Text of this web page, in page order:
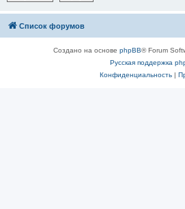
Список форумов
Создано на основе phpBB® Forum
Русская поддержка
Конфиденциальность|